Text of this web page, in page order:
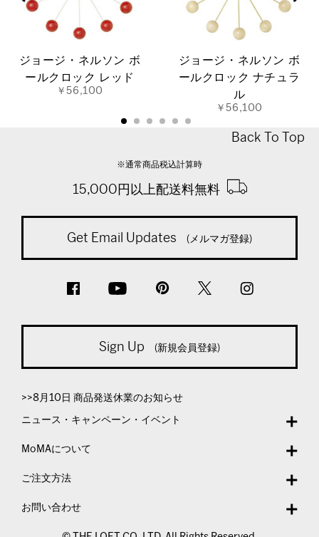
ジョージ・ネルソン ボ
ールクロック レッド
￥56,100
ジョージ・ネルソン ボ
ールクロック ナチュラ
ル
￥56,100
Back To Top
※通常商品税込計算時
15,000円以上配送料無料
Get Email Updates (メルマガ登録)
Sign Up (新規会員登録)
>>8月10日 商品発送休業のお知らせ
ニュース・キャンペーン・イベント
MoMAについて
ご注文方法
お問い合わせ